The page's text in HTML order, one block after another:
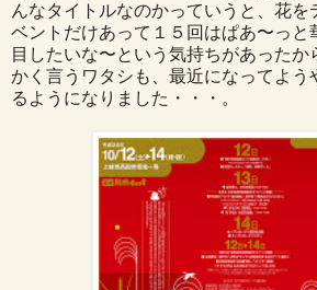
んなタイトルなのかっていうと、花を
ベントだけあって１５回はぱあ〜っと
目したいな〜という気持ちがあったか
かく言うワタシも、最近になってよう
るようになりました・・・。